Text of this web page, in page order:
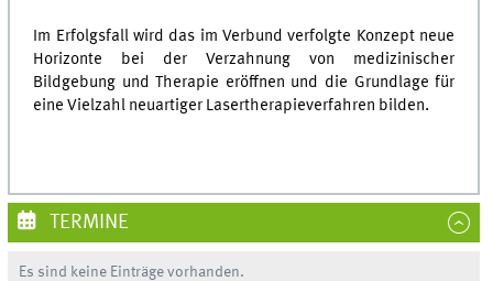
Im Erfolgsfall wird das im Verbund verfolgte Konzept neue
Horizonte bei der Verzahnung von medizinischer
Bildgebung und Therapie eröffnen und die Grundlage für
eine Vielzahl neuartiger Lasertherapieverfahren bilden.
TERMINE
Es sind keine Einträge vorhanden.